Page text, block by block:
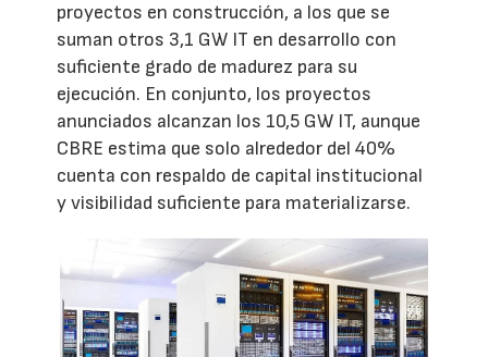
proyectos en construcción, a los que se
suman otros 3,1 GW IT en desarrollo con
suficiente grado de madurez para su
ejecución. En conjunto, los proyectos
anunciados alcanzan los 10,5 GW IT, aunque
CBRE estima que solo alrededor del 40%
cuenta con respaldo de capital institucional
y visibilidad suficiente para materializarse.